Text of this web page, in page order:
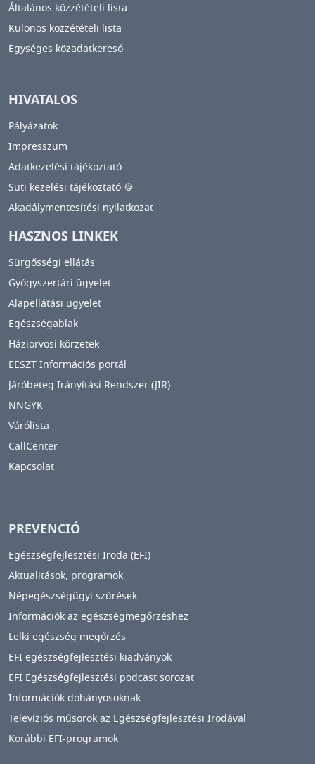
Általános közzétételi lista
Különös közzétételi lista
Egységes közadatkereső
HIVATALOS
Pályázatok
Impresszum
Adatkezelési tájékoztató
Süti kezelési tájékoztató 🍪
Akadálymentesítési nyilatkozat
HASZNOS LINKEK
Sürgősségi ellátás
Gyógyszertári ügyelet
Alapellátási ügyelet
Egészségablak
Háziorvosi körzetek
EESZT Információs portál
Járóbeteg Irányítási Rendszer (JIR)
NNGYK
Várólista
CallCenter
Kapcsolat
PREVENCIÓ
Egészségfejlesztési Iroda (EFI)
Aktualitások, programok
Népegészségügyi szűrések
Információk az egészségmegőrzéshez
Lelki egészség megőrzés
EFI egészségfejlesztési kiadványok
EFI Egészségfejlesztési podcast sorozat
Információk dohányosoknak
Televíziós műsorok az Egészségfejlesztési Irodával
Korábbi EFI-programok